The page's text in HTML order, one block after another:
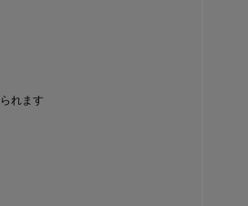
れます